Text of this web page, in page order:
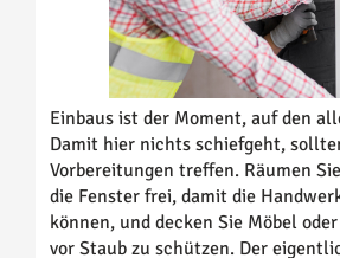
Einbaus ist der Moment, auf den
Damit hier nichts schiefgeht,
Vorbereitungen treffen. Räumen
die Fenster frei, damit die
können, und decken Sie Möbel
vor Staub zu schützen. Der